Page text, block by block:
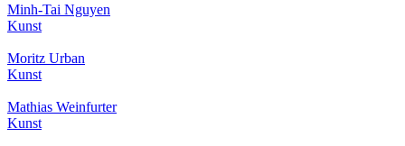
Minh-Tai Nguyen
Kunst
Moritz Urban
Kunst
Mathias Weinfurter
Kunst